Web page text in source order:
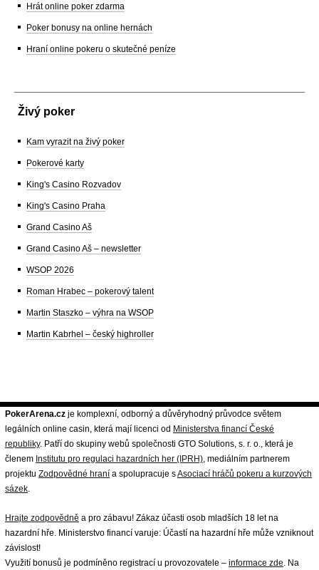
Hrát online poker zdarma
Poker bonusy na online hernách
Hraní online pokeru o skutečné peníze
Živý poker
Kam vyrazit na živý poker
Pokerové karty
King's Casino Rozvadov
King's Casino Praha
Grand Casino Aš
Grand Casino Aš – newsletter
WSOP 2026
Roman Hrabec – pokerový talent
Martin Staszko – výhra na WSOP
Martin Kabrhel – český highroller
PokerArena.cz je komplexní, odborný a důvěryhodný průvodce světem
legálních online casin, která mají licenci od Ministerstva financí České
republiky. Patří do skupiny webů společnosti GTO Solutions, s. r. o., která je
členem Institutu pro regulaci hazardních her (IPRH) , mediálním partnerem
projektu Zodpovědné hraní a spolupracuje sAsociací hráčů pokeru a kurzových
sázek
Hrajte zodpovědně a pro zábavu! Zákaz účasti osob mladších 18 let na
hazardní hře. Ministerstvo financí varuje: Účastí na hazardní hře může vzniknout
závislost!
Využití bonusů je podmíněno registrací u provozovatele – informace zde . Na